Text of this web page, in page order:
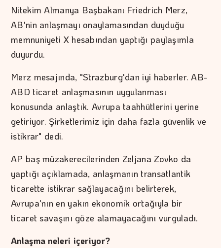
Nitekim Almanya Başbakanı Friedrich Merz,
AB'nin anlaşmayı onaylamasından duyduğu
memnuniyeti X hesabından yaptığı paylaşımla
duyurdu.
Merz mesajında, "Strazburg'dan iyi haberler. AB-
ABD ticaret anlaşmasının uygulanması
konusunda anlaştık. Avrupa taahhütlerini yerine
getiriyor. Şirketlerimiz için daha fazla güvenlik ve
istikrar" dedi.
AP baş müzakerecilerinden Zeljana Zovko da
yaptığı açıklamada, anlaşmanın transatlantik
ticarette istikrar sağlayacağını belirterek,
Avrupa'nın en yakın ekonomik ortağıyla bir
ticaret savaşını göze alamayacağını vurguladı.
Anlaşma neleri içeriyor?